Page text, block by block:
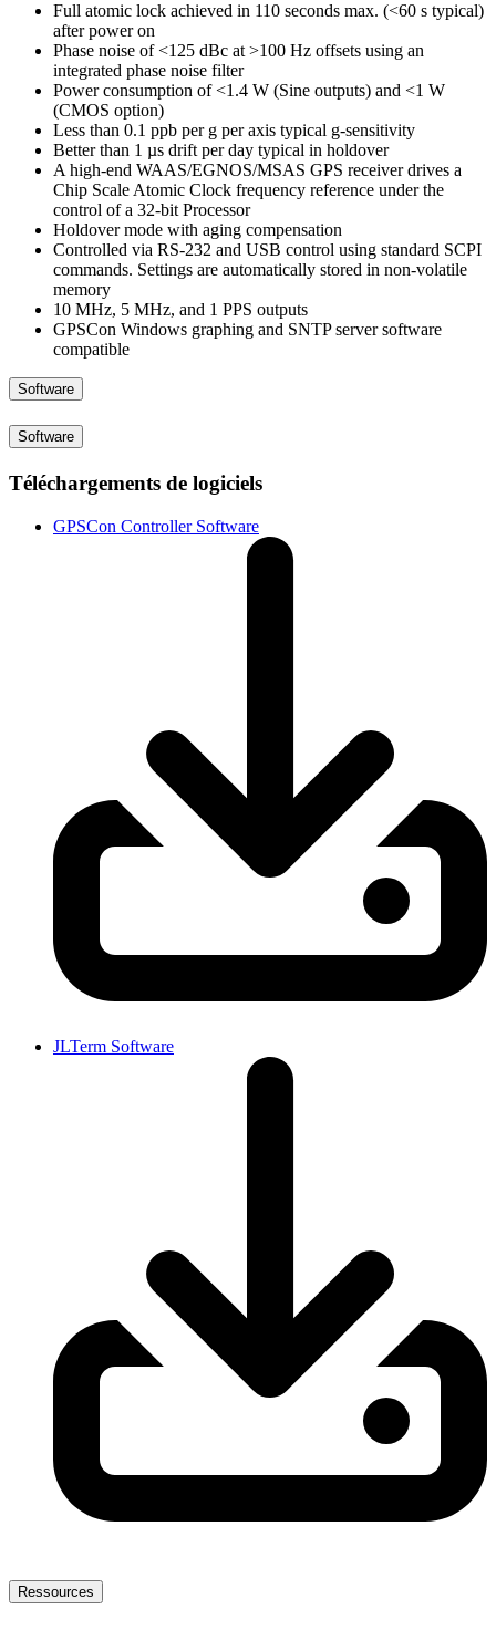
Full atomic lock achieved in 110 seconds max. (<60 s typical)
after power on
Phase noise of <125 dBc at >100 Hz offsets using an
integrated phase noise filter
Power consumption of <1.4 W (Sine outputs) and <1 W
(CMOS option)
Less than 0.1 ppb per g per axis typical g-sensitivity
Better than 1 µs drift per day typical in holdover
A high-end WAAS/EGNOS/MSAS GPS receiver drives a
Chip Scale Atomic Clock frequency reference under the
control of a 32-bit Processor
Holdover mode with aging compensation
Controlled via RS-232 and USB control using standard SCPI
commands. Settings are automatically stored in non-volatile
memory
10 MHz, 5 MHz, and 1 PPS outputs
GPSCon Windows graphing and SNTP server software
compatible
Software
Software
Téléchargements de logiciels
GPSCon Controller Software
JLTerm Software
Ressources